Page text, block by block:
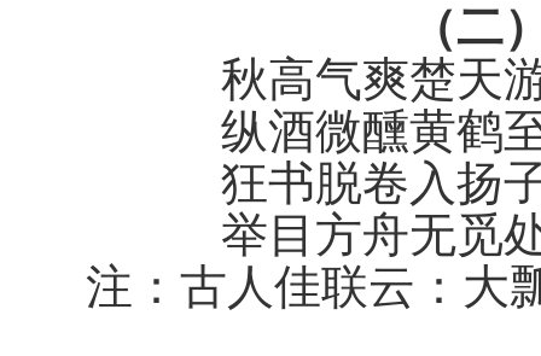
（二
秋高气爽楚天
纵酒微醺黄鹤
狂书脱卷入扬
举目方舟无觅
注：古人佳联云：大